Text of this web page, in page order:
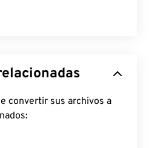
convertir sus archivos a